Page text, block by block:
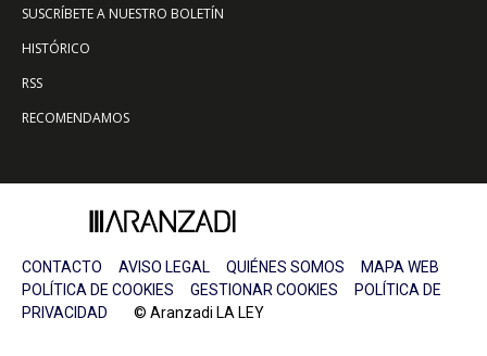
SUSCRÍBETE A NUESTRO BOLETÍN
HISTÓRICO
RSS
RECOMENDAMOS
CONTACTO AVISO LEGAL QUIÉNES SOMOS
MAPA WEB
POLÍTICA DE COOKIES
GESTIONAR COOKIES
POLÍTICA DE
PRIVACIDAD © Aranzadi LA LEY